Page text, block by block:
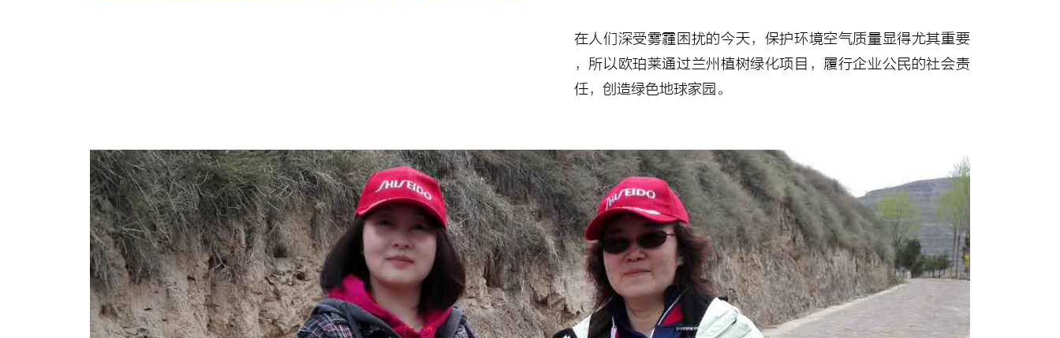
在人们深受雾霾困扰的今天，保护环境空气质量显得尤其重要
，所以欧珀莱通过兰州植树绿化项目，履行企业公民的社会责
任，创造绿色地球家园。